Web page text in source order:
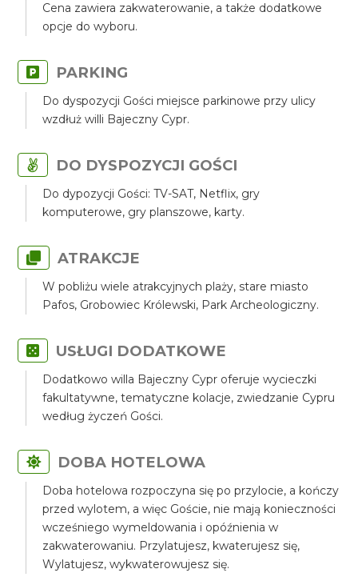
Cena zawiera zakwaterowanie, a także dodatkowe
opcje do wyboru.
PARKING
Do dyspozycji Gości miejsce parkinowe przy ulicy
wzdłuż willi Bajeczny Cypr.
DO DYSPOZYCJI GOŚCI
Do dypozycji Gości: TV-SAT, Netflix, gry
komputerowe, gry planszowe, karty.
ATRAKCJE
W pobliżu wiele atrakcyjnych plaży, stare miasto
Pafos, Grobowiec Królewski, Park Archeologiczny.
USŁUGI DODATKOWE
Dodatkowo willa Bajeczny Cypr oferuje wycieczki
fakultatywne, tematyczne kolacje, zwiedzanie Cypru
według życzeń Gości.
DOBA HOTELOWA
Doba hotelowa rozpoczyna się po przylocie, a kończy
przed wylotem, a więc Goście, nie mają konieczności
wcześniego wymeldowania i opóźnienia w
zakwaterowaniu. Przylatujesz, kwaterujesz się,
Wylatujesz, wykwaterowujesz się.